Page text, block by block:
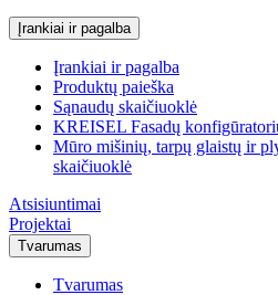
Įrankiai ir pagalba
Įrankiai ir pagalba
Produktų paieška
Sąnaudų skaičiuoklė
KREISEL Fasadų
Mūro mišinių, tarpų glaistų ir
skaičiuoklė
Atsisiuntimai
Projektai
Tvarumas
Tvarumas